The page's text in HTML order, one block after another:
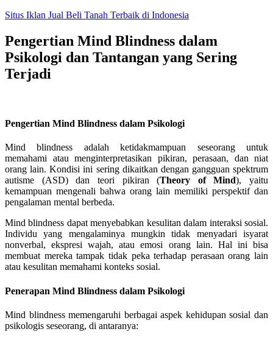
Skip
content
Situs Iklan Jual Beli Tanah Terbaik di Indonesia
Pengertian Mind Blindness dalam
Psikologi dan Tantangan yang Sering
Terjadi
Pengertian Mind Blindness dalam Psikologi
Mind blindness adalah ketidakmampuan seseorang untuk
memahami atau menginterpretasikan pikiran, perasaan, dan niat
orang lain. Kondisi ini sering dikaitkan dengan gangguan spektrum
autisme (ASD) dan teori pikiran (Theory of Mind), yaitu
kemampuan mengenali bahwa orang lain memiliki perspektif dan
pengalaman mental berbeda.
Mind blindness dapat menyebabkan kesulitan dalam interaksi sosial.
Individu yang mengalaminya mungkin tidak menyadari isyarat
nonverbal, ekspresi wajah, atau emosi orang lain. Hal ini bisa
membuat mereka tampak tidak peka terhadap perasaan orang lain
atau kesulitan memahami konteks sosial.
Penerapan Mind Blindness dalam Psikologi
Mind blindness memengaruhi berbagai aspek kehidupan sosial dan
psikologis seseorang, di antaranya: